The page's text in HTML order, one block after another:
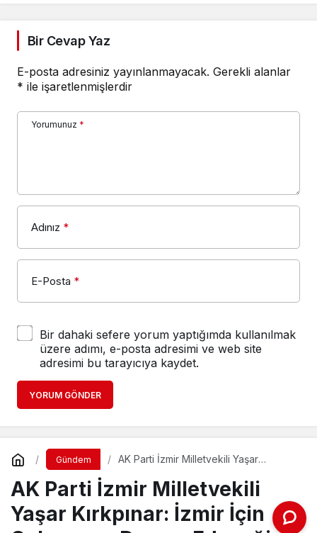
Bir Cevap Yaz
E-posta adresiniz yayınlanmayacak. Gerekli alanlar
* ile işaretlenmişlerdir
Yorumunuz *
Adınız *
E-Posta *
Bir dahaki sefere yorum yaptığımda kullanılmak
üzere adımı, e-posta adresimi ve web site
adresimi bu tarayıcıya kaydet.
YORUM GÖNDER
Gündem
AK Parti İzmir Milletvekili Yaşar
Edeceğiz
AK Parti İzmir Milletvekili
Yaşar Kırkpınar: İzmir İçin